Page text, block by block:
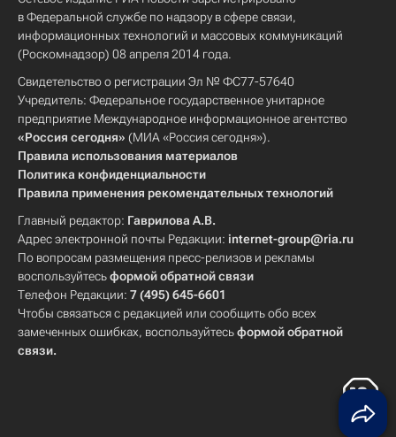
в Федеральной службе по надзору в сфере связи,
информационных технологий и массовых коммуникаций
(Роскомнадзор) 08 апреля 2014 года.
Свидетельство о регистрации Эл № ФС77-57640
Учредитель: Федеральное государственное унитарное
предприятие Международное информационное агентство
«Россия сегодня» (МИА «Россия сегодня»).
Правила использования материалов
Политика конфиденциальности
Правила применения рекомендательных технологий
Главный редактор: Гаврилова А.В.
Адрес электронной почты Редакции: internet-group@ria.ru
По вопросам размещения пресс-релизов и рекламы
воспользуйтесьформой обратной связи
Телефон Редакции: 7 (495) 645-6601
Чтобы связаться с редакцией или сообщить обо всех
замеченных ошибках, воспользуйтесьформой обратной
связи.